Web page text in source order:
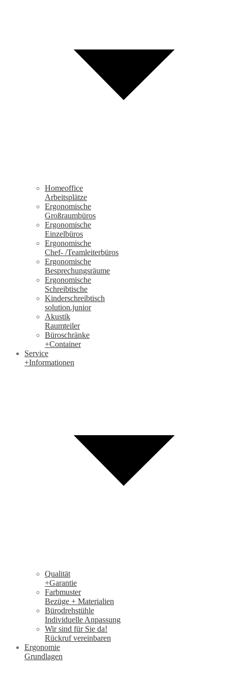
Homeoffice
Arbeitsplätze
Ergonomische
Großraumbüros
Ergonomische
Einzelbüros
Ergonomische
Chef- /Teamleiterbüros
Ergonomische
Besprechungsräume
Ergonomische
Schreibtische
Kinderschreibtisch
solution.junior
Akustik
Raumteiler
Büroschränke
+Container
Service
+Informationen
Qualität
+Garantie
Farbmuster
Bezüge + Materialien
Bürodrehstühle
Individuelle Anpassung
Wir sind für Sie da!
Rückruf vereinbaren
Ergonomie
Grundlagen